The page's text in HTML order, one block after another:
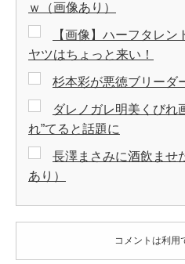
ｗ（画像あり）
【画像】ハーフタレ
ヤツはちょっと来い！
杉本彩が悪徳ブリーダ
ダレノガレ明美くびれ
れ”てると話題に
長澤まさみに酒飲ませ
あり）
コメントは利用